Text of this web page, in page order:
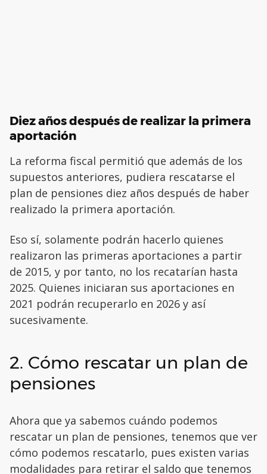
Diez años después de realizar la primera
aportación
La reforma fiscal permitió que además de los
supuestos anteriores, pudiera rescatarse el
plan de pensiones diez años después de haber
realizado la primera aportación.
Eso sí, solamente podrán hacerlo quienes
realizaron las primeras aportaciones a partir
de 2015, y por tanto, no los recatarían hasta
2025. Quienes iniciaran sus aportaciones en
2021 podrán recuperarlo en 2026 y así
sucesivamente.
2. Cómo rescatar un plan de
pensiones
Ahora que ya sabemos cuándo podemos
rescatar un plan de pensiones, tenemos que ver
cómo podemos rescatarlo, pues existen varias
modalidades para retirar el saldo que tenemos